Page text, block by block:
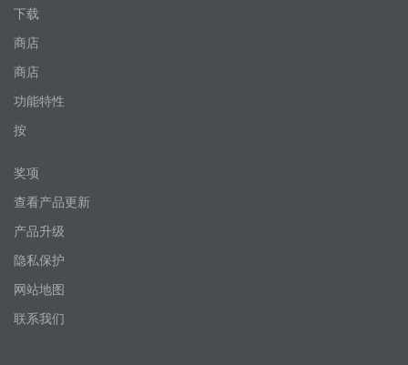
下载
商店
商店
功能特性
按
奖项
查看产品更新
产品升级
隐私保护
网站地图
联系我们